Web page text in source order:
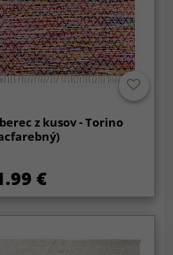
z kusov - Torino
€